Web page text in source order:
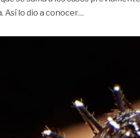
Así lo dio a conocer…